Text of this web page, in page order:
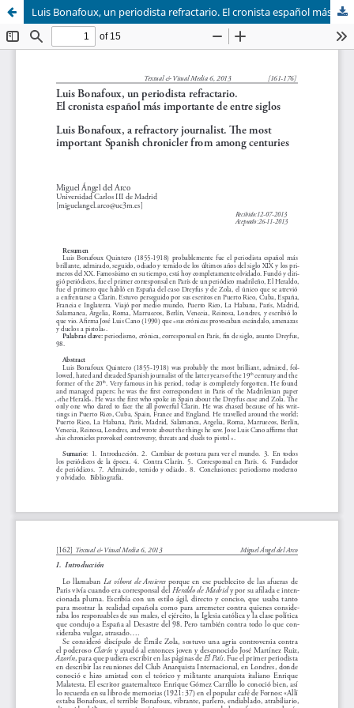
Luis Bonafoux, un periodista refractario. El cronista español más importante de entre siglos